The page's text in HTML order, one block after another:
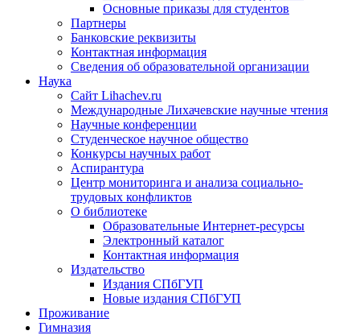
Основные приказы для студентов
Партнеры
Банковские реквизиты
Контактная информация
Сведения об образовательной организации
Наука
Сайт Lihachev.ru
Международные Лихачевские научные чтения
Научные конференции
Студенческое научное общество
Конкурсы научных работ
Аспирантура
Центр мониторинга и анализа социально-
трудовых конфликтов
О библиотеке
Образовательные Интернет-ресурсы
Электронный каталог
Контактная информация
Издательство
Издания СПбГУП
Новые издания СПбГУП
Проживание
Гимназия